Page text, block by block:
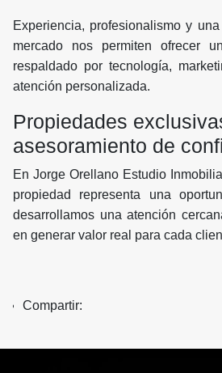
Experiencia, profesionalismo y
mercado nos permiten ofrecer
respaldado por tecnología,
atención personalizada.
Propiedades
asesoramiento de
En Jorge Orellano Estudio
propiedad representa una
desarrollamos una atención
en generar valor real para cada
Compartir: